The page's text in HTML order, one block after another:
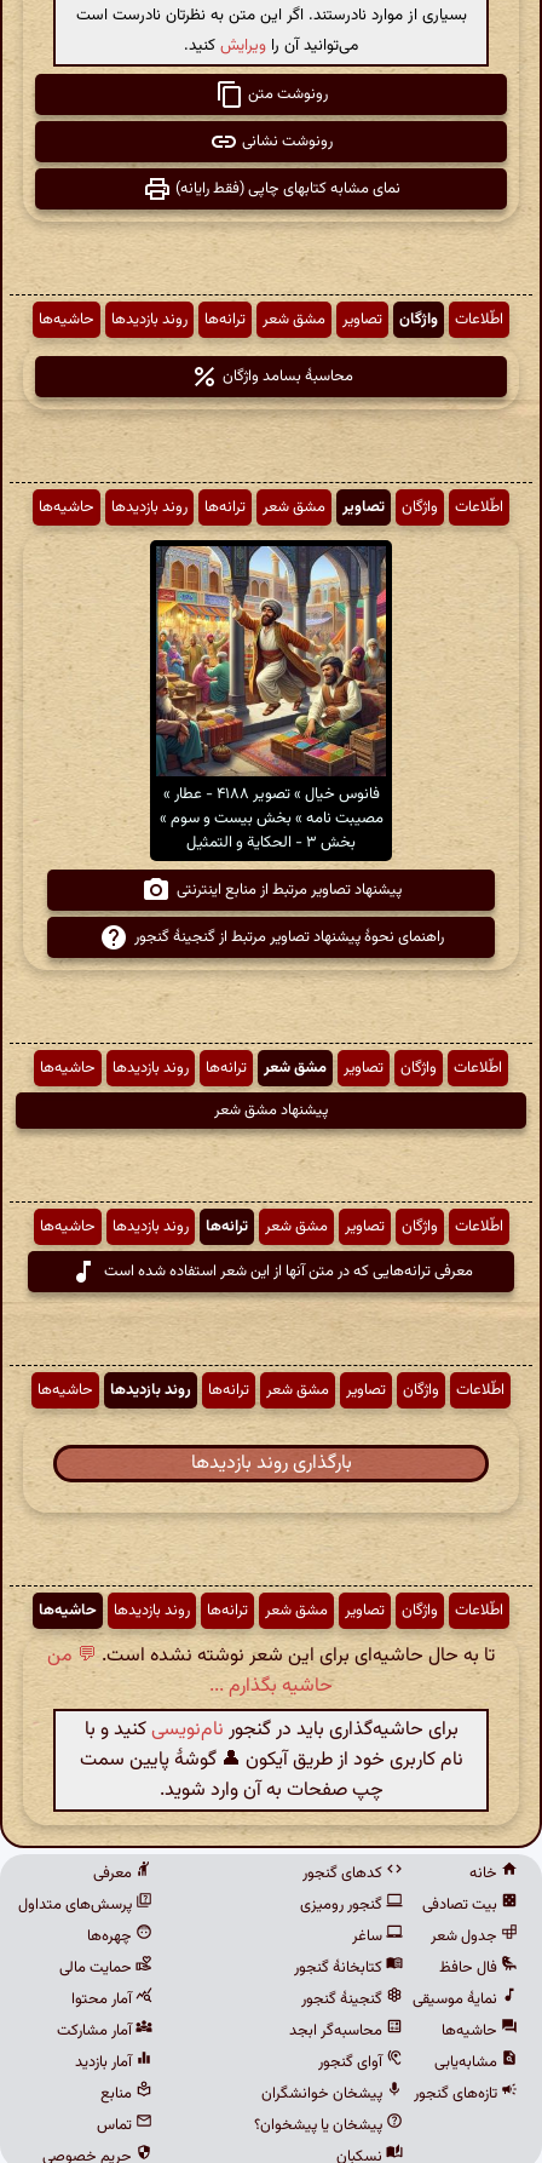
بسیاری از موارد نادرستند. اگر این متن به نظرتان نادرست است
می‌توانید آن را ویرایشکنید.
رونوشت متن
رونوشت نشانی
نمای مشابه کتابهای چاپی (فقط رایانه)
اطّلاعات واژگان تصاویر مشق شعر ترانه‌ها روند بازدیدها حاشیه‌ها
محاسبهٔ بسامد واژگان
اطّلاعات واژگان تصاویر مشق شعر ترانه‌ها روند بازدیدها حاشیه‌ها
فانوس خیال » تصویر ۴۱۸۸ - عطار »
مصیبت نامه » بخش بیست و سوم »
بخش ۳ - الحكایة و التمثیل
پیشنهاد تصاویر مرتبط از منابع اینترنتی
راهنمای نحوهٔ پیشنهاد تصاویر مرتبط از گنجینهٔ گنجور
اطّلاعات واژگان تصاویر مشق شعر ترانه‌ها روند بازدیدها
حاشیه‌ها
پیشنهاد مشق شعر
اطّلاعات واژگان تصاویر مشق شعر ترانه‌ها روند بازدیدها
حاشیه‌ها
معرفی ترانه‌هایی که در متن آنها از این شعر استفاده شده است
اطّلاعات واژگان تصاویر مشق شعر ترانه‌ها روند بازدیدها حاشیه‌ها
بارگذاری روند بازدیدها
اطّلاعات واژگان تصاویر مشق شعر ترانه‌ها روند بازدیدها حاشیه‌ها
تا به حال حاشیه‌ای برای این شعر نوشته نشده است.💬 من
حاشیه بگذارم ...
برای حاشیه‌گذاری باید در گنجور نام‌نویسیکنید و با
نام کاربری خود از طریق آیکون 👤 گوشهٔ پایین سمت
چپ صفحات به آن وارد شوید.
خانه
بیت تصادفی
جدول شعر
فال حافظ
نمایهٔ موسیقی
حاشیه‌ها
مشابه‌یابی
تازه‌های گنجور
کدهای گنجور
گنجور رومیزی
ساغر
کتابخانهٔ گنجور
گنجینهٔ گنجور
محاسبه‌گر ابجد
آوای گنجور
پیشخان خوانشگران
پیشخان یا پیشخوان؟
نسکبان
معرفی
پرسش‌های متداول
چهره‌ها
حمایت مالی
آمار محتوا
آمار مشارکت
آمار بازدید
منابع
تماس
حریم خصوصی